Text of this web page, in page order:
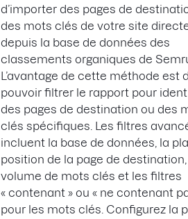
d’importer des pages de
des mots clés de votre site
depuis la base de données des
classements organiques de
L’avantage de cette méthode est
pouvoir filtrer le rapport pour
des pages de destination ou des
clés spécifiques. Les filtres
incluent la base de données, la
position de la page de
volume de mots clés et les filtres
« contenant » ou « ne contenant
pour les mots clés. Configurez la